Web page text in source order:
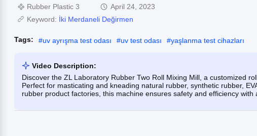
Rubber Plastic 3
April 24, 2023
Keyword: İki Merdaneli Değirmen
Tags: #uv ayrışma test odası #uv test odası #yaşlanma test cihazları
Video Description:
Discover the ZL Laboratory Rubber Two Roll Mixing Mill, a customized
Perfect for masticating and kneading natural rubber, synthetic rubber,
rubber product factories, this machine ensures safety and efficiency with